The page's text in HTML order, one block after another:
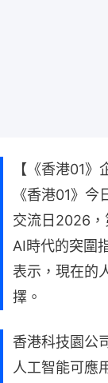
【《香港01
《香港01》
交流日2026，
AI時代的突圍
表示，現在的
擇。
香港科技園公
人工智能可應